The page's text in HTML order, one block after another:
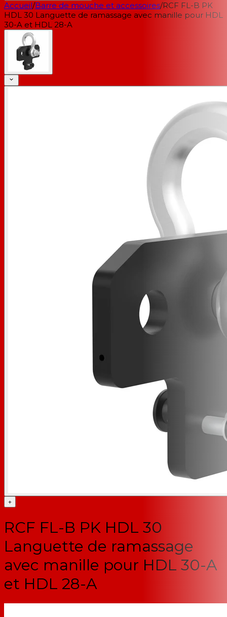
Accueil/Barre de mouche et accessoires/RCF FL-B PK
HDL 30 Languette de ramassage avec manille pour HDL
30-A et HDL 28-A
+
RCF FL-B PK HDL 30
Languette de ramassage
avec manille pour HDL 30-A
et HDL 28-A